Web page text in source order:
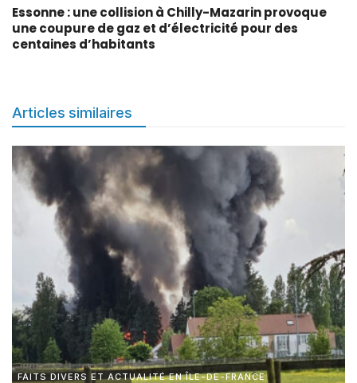
Essonne : une collision à Chilly-Mazarin provoque
une coupure de gaz et d’électricité pour des
centaines d’habitants
Articles similaires
FAITS DIVERS ET ACTUALITÉ EN ÎLE-DE-FRANCE